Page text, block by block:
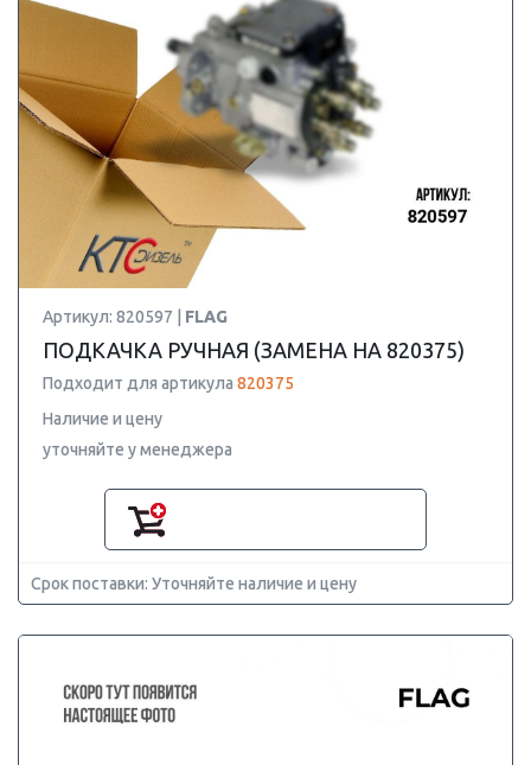
Артикул: 820597 | FLAG
ПОДКАЧКА РУЧНАЯ (ЗАМЕНА НА 820375)
Подходит для артикула 820375
Наличие и цену
уточняйте у менеджера
Срок поставки: Уточняйте наличие и цену